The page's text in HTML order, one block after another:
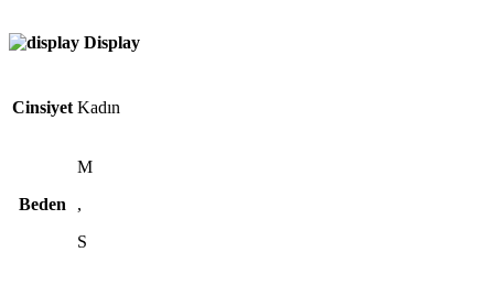
Display
Cinsiyet Kadın
Beden
M
,
S